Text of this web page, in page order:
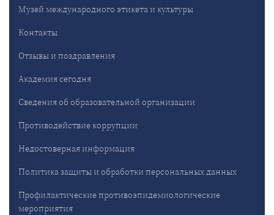
Музей международного этикета и культуры
Контакты
Отзывы и поздравления
Академия сегодня
Сведения об образовательной организации
Противодействие коррупции
Недостоверная информация
Политика защиты и обработки персональных данных
Профилактические противоэпидемиологические
мероприятия